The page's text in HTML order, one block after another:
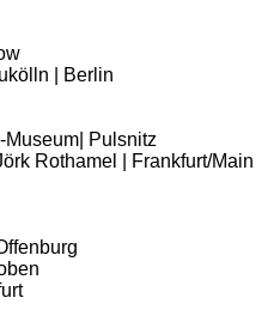
| Berlin
Pulsnitz
Rothamel | Frankfurt/Main